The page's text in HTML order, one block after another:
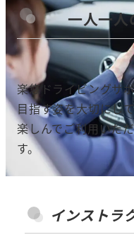
一人一
楽悠ドライビングサ
目指す姿を大切にし
楽しんでご利用いた
す。
インストラ